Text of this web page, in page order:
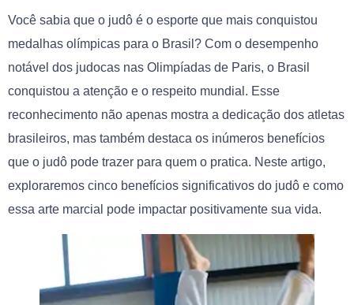
Você sabia que o judô é o esporte que mais conquistou
medalhas olímpicas para o Brasil? Com o desempenho
notável dos judocas nas Olimpíadas de Paris, o Brasil
conquistou a atenção e o respeito mundial. Esse
reconhecimento não apenas mostra a dedicação dos atletas
brasileiros, mas também destaca os inúmeros benefícios
que o judô pode trazer para quem o pratica. Neste artigo,
exploraremos cinco benefícios significativos do judô e como
essa arte marcial pode impactar positivamente sua vida.